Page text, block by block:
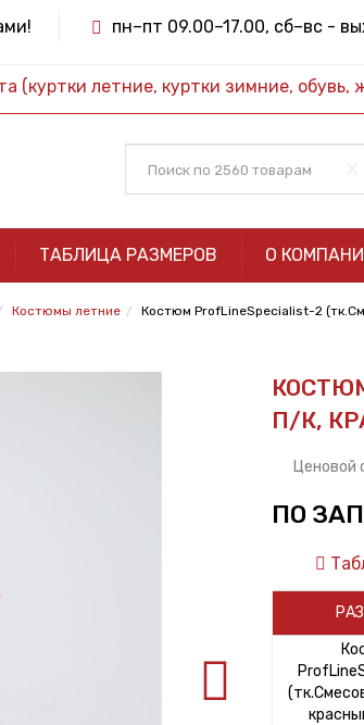
пн–пт 09.00–17.00, сб–вс -
(куртки летние, куртки зимние,
ТАБЛИЦА РАЗМЕРОВ О
Костюмы летние Костюм ProfLineSpecialist-2
П/К,
Ценовой
ПО